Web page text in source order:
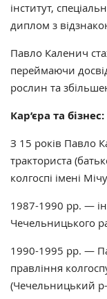
інститут,
диплом з
Павло Каленич
переймаючи досвід
рослин та
Кар’єра та бізнес:
З 15 років Павло
тракториста
колгоспі імені
1987-1990 рр. —
Чечельницького
1990-1995 рр. —
правління
(Чечельницький